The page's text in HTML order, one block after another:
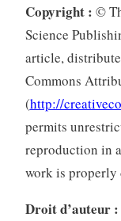
Copyright : ©
Science
article,
Commons
(http://
permits
reproduction in
work is properly
Droit d’auteur :